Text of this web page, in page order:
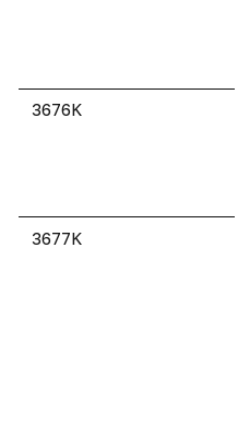
3676K
3677K